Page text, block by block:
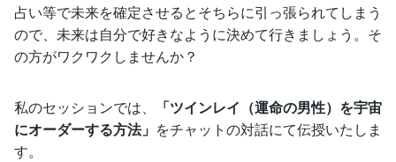
占い等で未来を確定させるとそちらに引っ張られてしまう
ので、未来は自分で好きなように決めて行きましょう。そ
の方がワクワクしませんか？
私のセッションでは、
「ツインレイ（運命の男性）を宇宙
にオーダーする方法」 をチャットの対話にて伝授いたしま
す。